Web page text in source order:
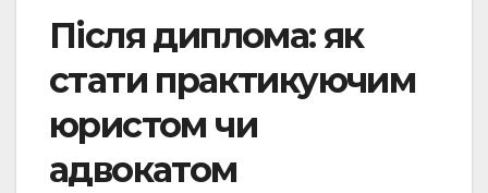
Після диплома: як
стати практикуючим
юристом чи
адвокатом